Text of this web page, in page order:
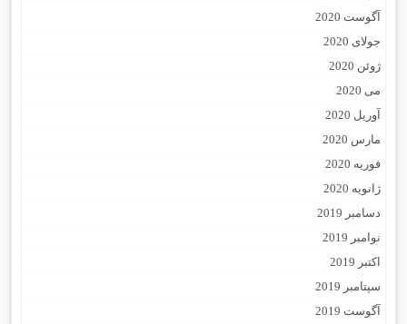
آگوست 2020
جولای 2020
ژوئن 2020
می 2020
آوریل 2020
مارس 2020
فوریه 2020
ژانویه 2020
دسامبر 2019
نوامبر 2019
اکتبر 2019
سپتامبر 2019
آگوست 2019